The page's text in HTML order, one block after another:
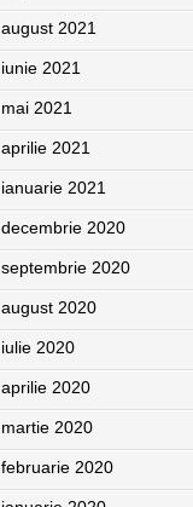
august 2021
iunie 2021
mai 2021
aprilie 2021
ianuarie 2021
decembrie 2020
septembrie 2020
august 2020
iulie 2020
aprilie 2020
martie 2020
februarie 2020